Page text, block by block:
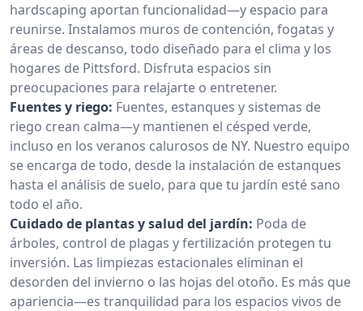
hardscaping aportan funcionalidad—y espacio para
reunirse. Instalamos muros de contención, fogatas y
áreas de descanso, todo diseñado para el clima y los
hogares de Pittsford. Disfruta espacios sin
preocupaciones para relajarte o entretener.
Fuentes y riego: Fuentes, estanques y sistemas de
riego crean calma—y mantienen el césped verde,
incluso en los veranos calurosos de NY. Nuestro equipo
se encarga de todo, desde la instalación de estanques
hasta el análisis de suelo, para que tu jardín esté sano
todo el año.
Cuidado de plantas y salud del jardín: Poda de
árboles, control de plagas y fertilización protegen tu
inversión. Las limpiezas estacionales eliminan el
desorden del invierno o las hojas del otoño. Es más que
apariencia—es tranquilidad para los espacios vivos de